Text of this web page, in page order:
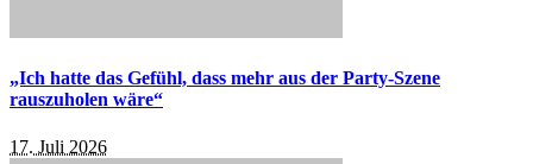
„Ich hatte das Gefühl, dass mehr aus der Party-Szene
rauszuholen wäre“
17. Juli 2026